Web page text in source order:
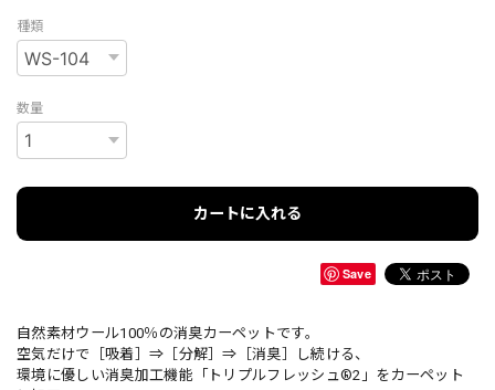
種類
数量
カートに入れる
Save
自然素材ウール100％の消臭カーペットです。
空気だけで［吸着］⇒［分解］⇒［消臭］し続ける、
環境に優しい消臭加工機能「トリプルフレッシュ®2」をカーペット